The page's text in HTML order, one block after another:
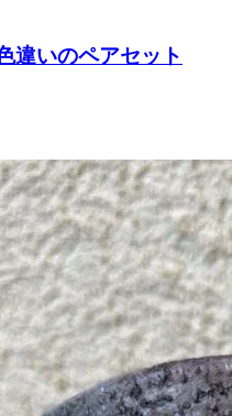
違いのペアセット